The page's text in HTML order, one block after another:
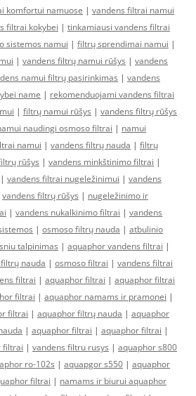
komfortui namuose | vandens filtrai namui
filtrai kokybei | tinkamiausi vandens filtrai
sistemos namui | filtrų sprendimai namui |
| vandens filtrų namui rūšys | vandens
namui filtrų pasirinkimas | vandens
name | rekomenduojami vandens filtrai
| filtrų namui rūšys | vandens filtrų rūšys
naudingi osmoso filtrai | namui
namui | vandens filtrų nauda | filtrų
rūšys | vandens minkštinimo filtrai |
| vandens filtrai nugeležinimui | vandens
vandens filtrų rūšys | nugeležinimo ir
| vandens nukalkinimo filtrai | vandens
| osmoso filtrų nauda | atbulinio
talpinimas | aquaphor vandens filtrai |
nauda | osmoso filtrai | vandens filtrai
filtrai | aquaphor filtrai | aquaphor filtrai
filtrai | aquaphor namams ir pramonei |
filtrai | aquaphor filtrų nauda | aquaphor
| aquaphor filtrai | aquaphor filtrai |
filtrai | vandens filtru rusys | aquaphor s800
ro-102s | aquapgor s550 | aquaphor
filtrai | namams ir biurui aquaphor